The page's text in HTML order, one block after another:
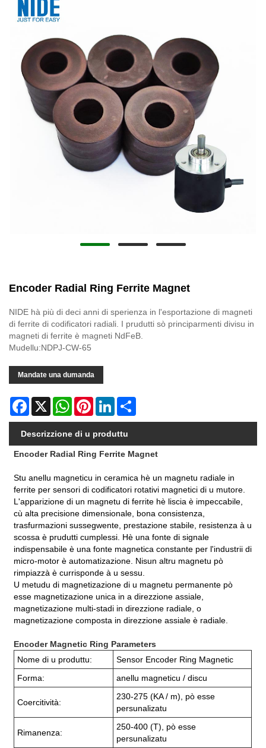
Encoder Radial Ring Ferrite Magnet
NIDE hà più di deci anni di sperienza in l'esportazione di magneti
di ferrite di codificatori radiali. I prudutti sò principarmenti divisu in
magneti di ferrite è magneti NdFeB.
Mudellu:NDPJ-CW-65
Mandate una dumanda
Facebook
X WhatsAppPinterestLinkedIn
Descrizzione di u produttu
Encoder Radial Ring Ferrite Magnet
Stu anellu magneticu in ceramica hè un magnetu radiale in
ferrite per sensori di codificatori rotativi magnetici di u mutore.
L'apparizione di un magnetu di ferrite hè liscia è impeccabile,
cù alta precisione dimensionale, bona consistenza,
trasfurmazioni sussegwente, prestazione stabile, resistenza à u
scossa è prudutti cumplessi. Hè una fonte di signale
indispensabile è una fonte magnetica constante per l'industrii di
micro-motor è automatizazione. Nisun altru magnetu pò
rimpiazzà è currisponde à u sessu.
U metudu di magnetizazione di u magnetu permanente pò
esse magnetizazione unica in a direzzione assiale,
magnetizazione multi-stadi in direzzione radiale, o
magnetizazione composta in direzzione assiale è radiale.
Encoder Magnetic Ring Parameters
Nome di u produttu:
Sensor Encoder Ring Magnetic
Forma:
anellu magneticu / discu
Coercitività:
230-275 (KA / m), pò esse
persunalizatu
Rimanenza:
250-400 (T), pò esse
persunalizatu